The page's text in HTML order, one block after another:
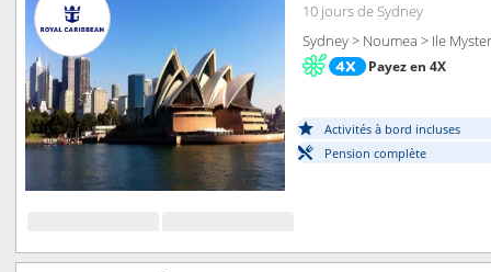
10 joursde Sydney
Sydney > Noumea > Ile
Payez en 4X
Activités à bord incluses
Pension complète